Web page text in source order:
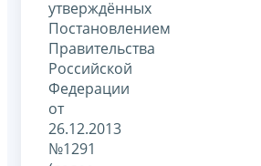
утверждённых
Постановлением
Правительства
Российской
Федерации
от
26.12.2013
№1291